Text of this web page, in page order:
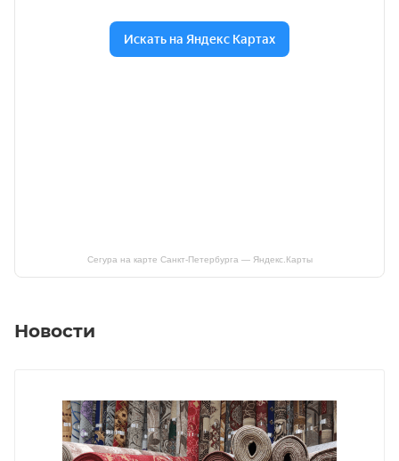
Сегура на карте Санкт‑Петербурга — Яндекс.Карты
Новости